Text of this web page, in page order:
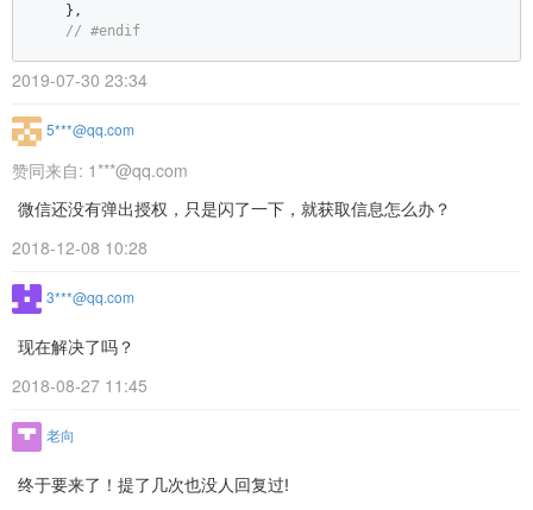
    },
// #endif
2019-07-30 23:34
5***@qq.com
赞同来自: 1***@qq.com
微信还没有弹出授权，只是闪了一下，就获取信息怎么办？
2018-12-08 10:28
3***@qq.com
现在解决了吗？
2018-08-27 11:45
老向
终于要来了！提了几次也没人回复过!